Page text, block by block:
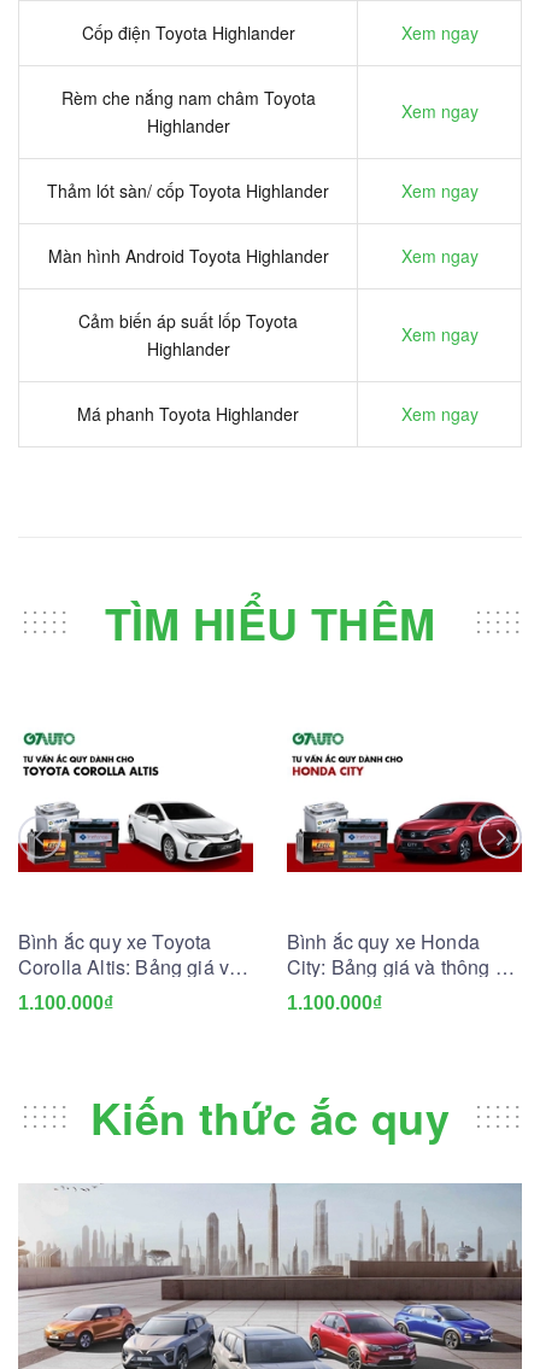
Cốp điện Toyota Highlander Xem ngay
Rèm che nắng nam châm Toyota
Highlander
Xem ngay
Thảm lót sàn/ cốp Toyota Highlander Xem ngay
Màn hình Android Toyota Highlander Xem ngay
Cảm biến áp suất lốp Toyota
Highlander
Xem ngay
Má phanh Toyota Highlander Xem ngay
TÌM HIỂU THÊM
Bình ắc quy xe Toyota
Corolla Altis: Bảng giá và
thông số kỹ thuật
1.100.000₫
Bình ắc quy xe Honda
City: Bảng giá và thông số
kỹ thuật
1.100.000₫
Kiến thức ắc quy